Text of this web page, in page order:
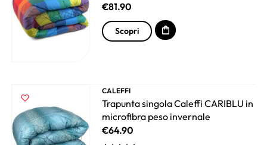
€81.90
Scopri
CALEFFI
Trapunta singola Caleffi CARIBLU in
microfibra peso invernale
€64.90